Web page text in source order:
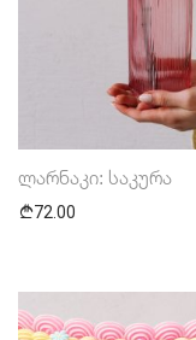
ლარნაკი: საკურა
72.00